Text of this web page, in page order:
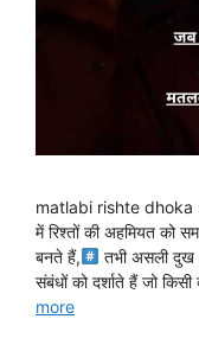
matlabi rishte dhoka
में रिश्तों की अहमियत को
बनते हैं,
तभी असली दुख
संबंधों को दर्शाते हैं जो
more